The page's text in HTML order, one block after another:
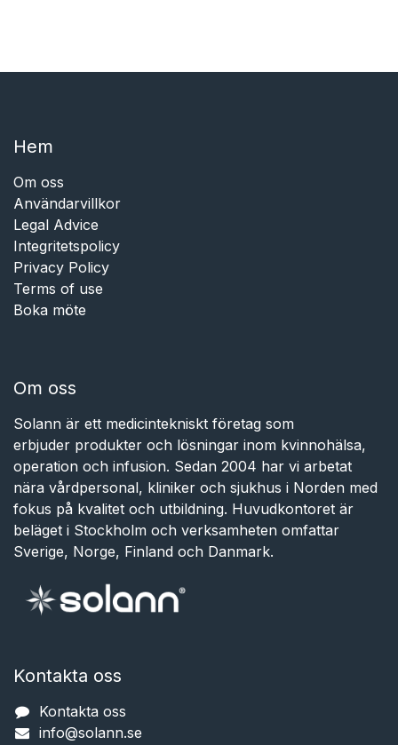
Hem​​
Om oss
Användarvillkor
Legal Advice
Integritetspolicy
Privacy Policy
Terms of use
Boka möte
Om oss
Solann är ett medicintekniskt företag som
erbjuder produkter och lösningar inom kvinnohälsa,
operation och infusion. Sedan 2004 har vi arbetat
nära vårdpersonal, kliniker och sjukhus i Norden med
fokus på kvalitet och utbildning. Huvudkontoret är
beläget i Stockholm och verksamheten omfattar
Sverige, Norge, Finland och Danmark.
Kontakta oss
Kontakta oss
info@solann.se​​​​​​